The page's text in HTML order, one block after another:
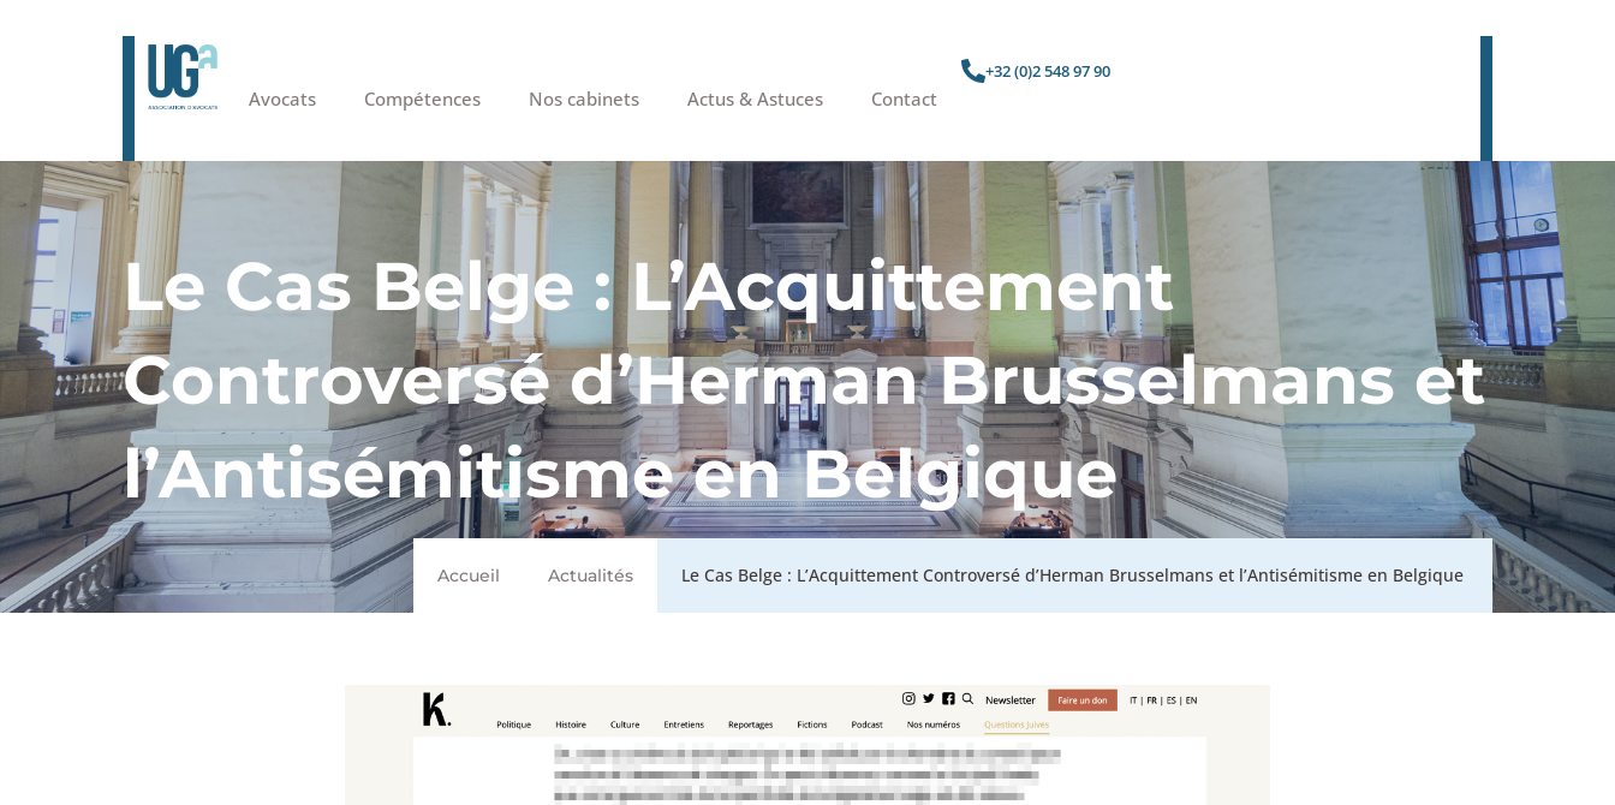
Avocats Compétences Nos cabinets Actus & Astuces Contact
+32 (0)2 548 97 90
Le Cas Belge : L’Acquittement
Controversé d’Herman Brusselmans et
l’Antisémitisme en Belgique
Accueil Actualités Le Cas Belge : L’Acquittement Controversé d’Herman Brusselmans et l’Antisémitisme en Belgique